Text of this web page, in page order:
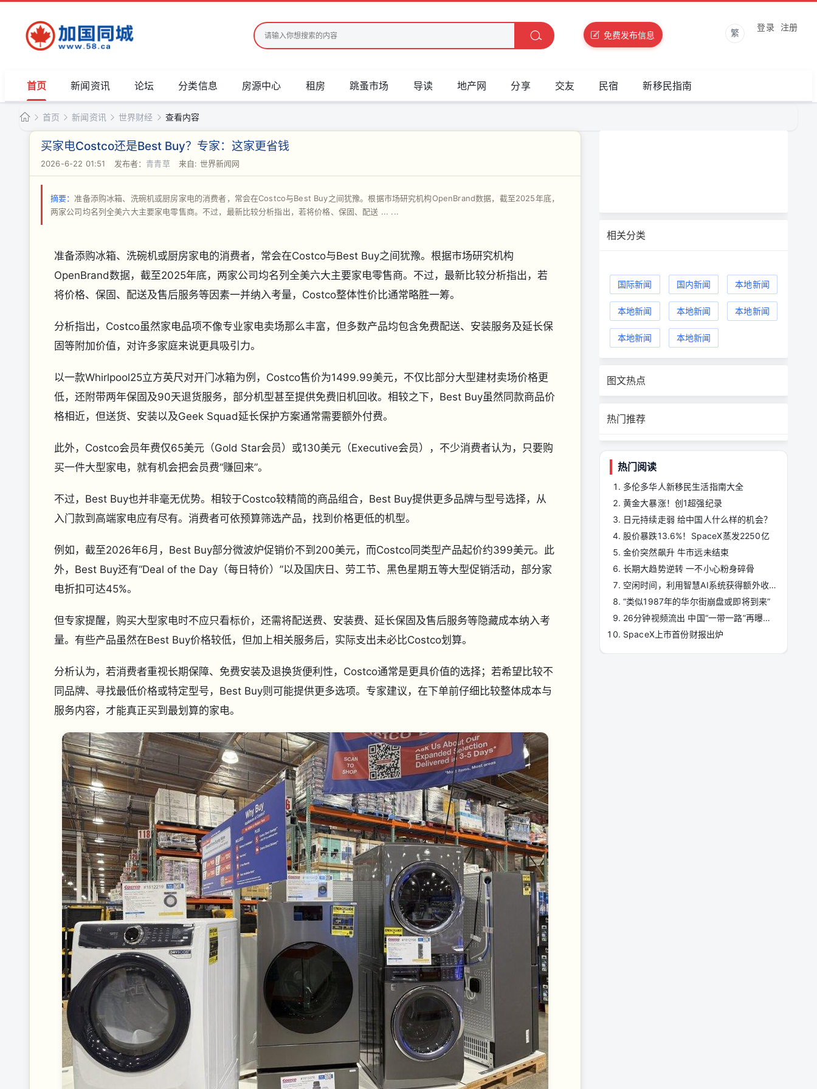
免费发布信息 繁
登录 注册
首页 新闻资讯 论坛 分类信息 房源中心 租房 跳蚤市场 导读 地产网 分享 交友 民宿 新移民指南
加
首页
›
新闻资讯 世界财经
›
查看内容
买家电Costco还是Best Buy？专家：这家更省钱
2026-6-22 01:51 发布者： 青青草 来自: 世界新闻网
摘要：准备添购冰箱、洗碗机或厨房家电的消费者，常会在Costco与Best Buy之间犹豫。根据市场研究机构OpenBrand数据，截至2025年底，
两家公司均名列全美六大主要家电零售商。不过，最新比较分析指出，若将价格、保固、配送 ... ...
准备添购冰箱、洗碗机或厨房家电的消费者，常会在Costco与Best Buy之间犹豫。根据市场研究机构
OpenBrand数据，截至2025年底，两家公司均名列全美六大主要家电零售商。不过，最新比较分析指出，若
将价格、保固、配送及售后服务等因素一并纳入考量，Costco整体性价比通常略胜一筹。
分析指出，Costco虽然家电品项不像专业家电卖场那么丰富，但多数产品均包含免费配送、安装服务及延长保
固等附加价值，对许多家庭来说更具吸引力。
以一款Whirlpool25立方英尺对开门冰箱为例，Costco售价为1499.99美元，不仅比部分大型建材卖场价格更
低，还附带两年保固及90天退货服务，部分机型甚至提供免费旧机回收。相较之下，Best Buy虽然同款商品价
格相近，但送货、安装以及Geek Squad延长保护方案通常需要额外付费。
此外，Costco会员年费仅65美元（Gold Star会员）或130美元（Executive会员），不少消费者认为，只要购
买一件大型家电，就有机会把会员费“赚回来”。
不过，Best Buy也并非毫无优势。相较于Costco较精简的商品组合，Best Buy提供更多品牌与型号选择，从
入门款到高端家电应有尽有。消费者可依预算筛选产品，找到价格更低的机型。
例如，截至2026年6月，Best Buy部分微波炉促销价不到200美元，而Costco同类型产品起价约399美元。此
外，Best Buy还有“Deal of the Day（每日特价）”以及国庆日、劳工节、黑色星期五等大型促销活动，部分家
电折扣可达45%。
但专家提醒，购买大型家电时不应只看标价，还需将配送费、安装费、延长保固及售后服务等隐藏成本纳入考
量。有些产品虽然在Best Buy价格较低，但加上相关服务后，实际支出未必比Costco划算。
分析认为，若消费者重视长期保障、免费安装及退换货便利性，Costco通常是更具价值的选择；若希望比较不
同品牌、寻找最低价格或特定型号，Best Buy则可能提供更多选项。专家建议，在下单前仔细比较整体成本与
服务内容，才能真正买到最划算的家电。
相关分类
国际新闻 国内新闻 本地新闻
本地新闻 本地新闻 本地新闻
本地新闻 本地新闻
图文热点
热门推荐
热门阅读
多伦多华人新移民生活指南大全
黄金大暴涨！创1超强纪录
日元持续走弱 给中国人什么样的机会？
股价暴跌13.6%！SpaceX蒸发2250亿
金价突然飙升 牛市远未结束
长期大趋势逆转 一不小心粉身碎骨
空闲时间，利用智慧AI系统获得额外收入
“类似1987年的华尔街崩盘或即将到来”
26分钟视频流出 中国“一带一路”再曝惊人丑闻
SpaceX上市首份财报出炉